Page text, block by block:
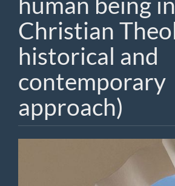
Christian
historical and
contemporary
approach)